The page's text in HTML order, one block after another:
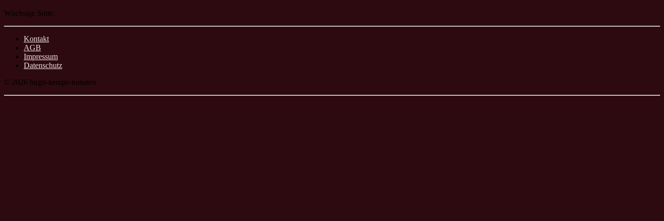
Wüchsige Sorte.
Kontakt
AGB
Impressum
Datenschutz
© 2026 birgit-kempe-tomaten